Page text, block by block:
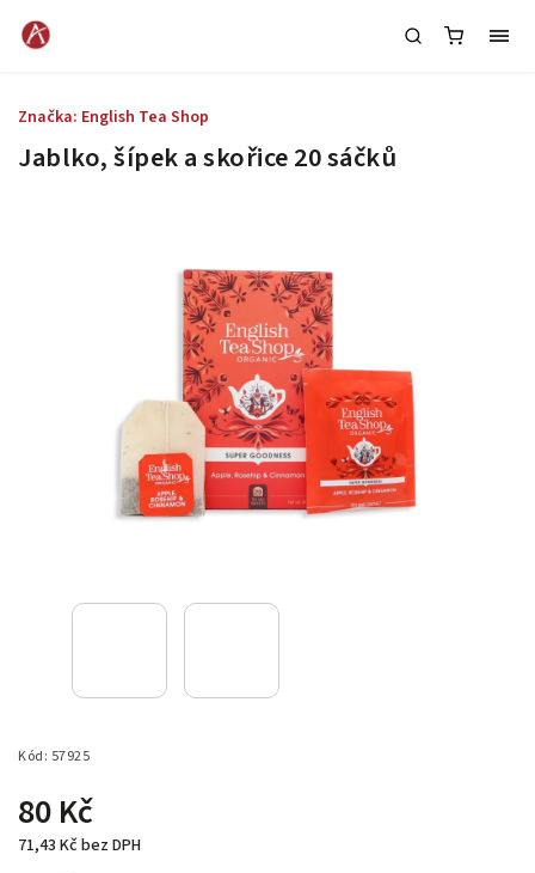
Jablko, šípek a skořice 20 sáčků
Kód: 57925
80 Kč
71,43 Kč bez DPH
Značka: English Tea Shop